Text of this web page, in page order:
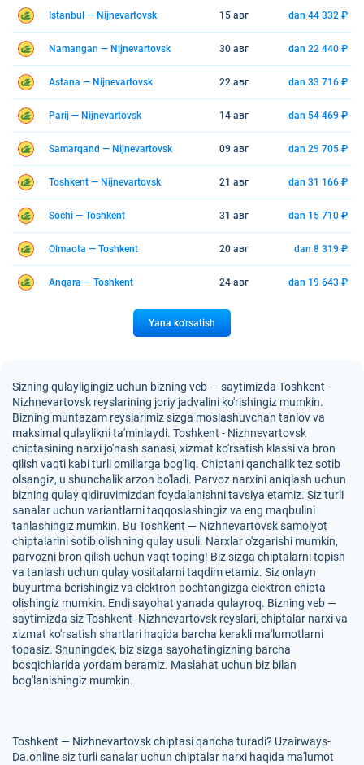
Istanbul — Nijnevartovsk 15 авг dan 44 332 ₽
Namangan — Nijnevartovsk 30 авг dan 22 440 ₽
Astana — Nijnevartovsk 22 авг dan 33 716 ₽
Parij — Nijnevartovsk 14 авг dan 54 469 ₽
Samarqand — Nijnevartovsk 09 авг dan 29 705 ₽
Toshkent — Nijnevartovsk 21 авг dan 31 166 ₽
Sochi — Toshkent 31 авг dan 15 710 ₽
Olmaota — Toshkent 20 авг dan 8 319 ₽
Anqara — Toshkent 24 авг dan 19 643 ₽
Yana ko'rsatish
Sizning qulayligingiz uchun bizning veb — saytimizda Toshkent -
Nizhnevartovsk reyslarining joriy jadvalini ko'rishingiz mumkin.
Bizning muntazam reyslarimiz sizga moslashuvchan tanlov va
maksimal qulaylikni ta'minlaydi. Toshkent - Nizhnevartovsk
chiptasining narxi jo'nash sanasi, xizmat ko'rsatish klassi va bron
qilish vaqti kabi turli omillarga bog'liq. Chiptani qanchalik tez sotib
olsangiz, u shunchalik arzon bo'ladi. Parvoz narxini aniqlash uchun
bizning qulay qidiruvimizdan foydalanishni tavsiya etamiz. Siz turli
sanalar uchun variantlarni taqqoslashingiz va eng maqbulini
tanlashingiz mumkin. Bu Toshkent — Nizhnevartovsk samolyot
chiptalarini sotib olishning qulay usuli. Narxlar o'zgarishi mumkin,
parvozni bron qilish uchun vaqt toping! Biz sizga chiptalarni topish
va tanlash uchun qulay vositalarni taqdim etamiz. Siz onlayn
buyurtma berishingiz va elektron pochtangizga elektron chipta
olishingiz mumkin. Endi sayohat yanada qulayroq. Bizning veb —
saytimizda siz Toshkent -Nizhnevartovsk reyslari, chiptalar narxi va
xizmat ko'rsatish shartlari haqida barcha kerakli ma'lumotlarni
topasiz. Shuningdek, biz sizga sayohatingizning barcha
bosqichlarida yordam beramiz. Maslahat uchun biz bilan
bog'lanishingiz mumkin.
Toshkent — Nizhnevartovsk chiptasi qancha turadi? Uzairways-
Da.online siz turli sanalar uchun chiptalar narxi haqida ma'lumot